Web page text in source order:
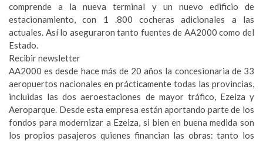
comprende a la nueva terminal y un nuevo edificio de
estacionamiento, con 1 .800 cocheras adicionales a las
actuales. Así lo aseguraron tanto fuentes de AA2000 como del
Estado.
Recibir newsletter
AA2000 es desde hace más de 20 años la concesionaria de 33
aeropuertos nacionales en prácticamente todas las provincias,
incluidas las dos aeroestaciones de mayor tráfico, Ezeiza y
Aeroparque. Desde esta empresa están aportando parte de los
fondos para modernizar a Ezeiza, si bien en buena medida son
los propios pasajeros quienes financian las obras: tanto los